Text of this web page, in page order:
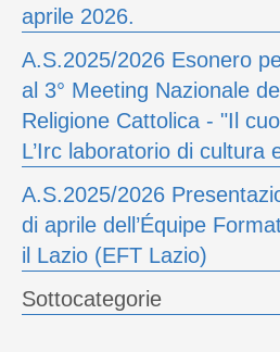
aprile 2026.
A.S.2025/2026 Esonero
al 3° Meeting Nazionale
Religione Cattolica - "Il
L’Irc laboratorio di cultura
A.S.2025/2026
di aprile dell’Équipe
il Lazio (EFT Lazio)
Sottocategorie